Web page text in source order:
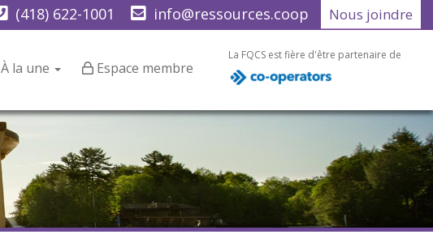
Nous joindre
info@ressources.coop
(418) 622-1001
À la une Espace membre
La FQCS est fière d'être partenaire de